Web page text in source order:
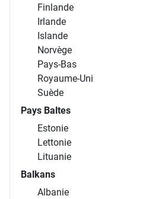
Finlande
Irlande
Islande
Norvège
Pays-Bas
Royaume-Uni
Suède
Pays Baltes
Estonie
Lettonie
Lituanie
Balkans
Albanie